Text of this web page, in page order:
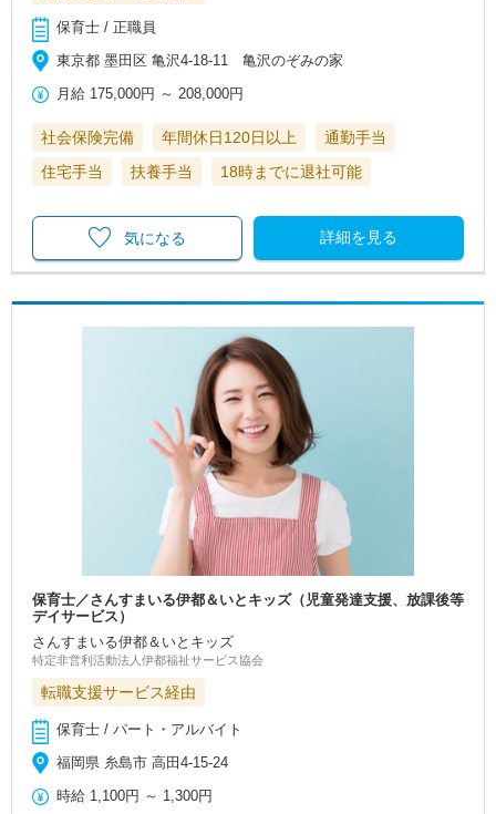
保育士 / 正職員
東京都 墨田区 亀沢4-18-11 亀沢のぞみの家
月給 175,000円 ～ 208,000円
社会保険完備 年間休日120日以上
通勤手当
住宅手当
扶養手当 18時までに退社可能
詳細を見る
気になる
保育士／さんすまいる伊都＆いとキッズ（児童発達支援、放課後等
デイサービス）
さんすまいる伊都＆いとキッズ
特定非営利活動法人伊都福祉サービス協会
転職支援サービス経由
保育士 / パート・アルバイト
福岡県 糸島市 高田4-15-24
時給 1,100円 ～ 1,300円